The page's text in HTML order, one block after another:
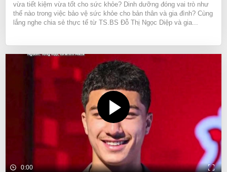
vừa tiết kiệm vừa tốt cho sức khỏe? Dinh dưỡng đóng vai trò như
thế nào trong việc bảo vệ sức khỏe cho bản thân và gia đình? Cùng
lắng nghe chia sẻ thực tế từ TS.BS Đỗ Thị Ngọc Diệp và gia...
0:00